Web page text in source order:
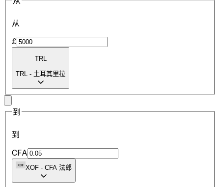
从
₤
TRL
TRL - 土耳其里拉
到
到
CFA
XOF - CFA 法郎